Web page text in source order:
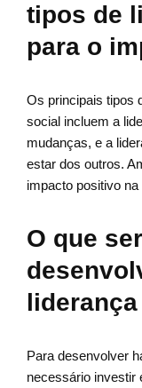
tipos de
para o
Os principais tipos
social incluem a
mudanças, e a
estar dos outros.
impacto positivo na
O que
Para desenvolver
necessário investir